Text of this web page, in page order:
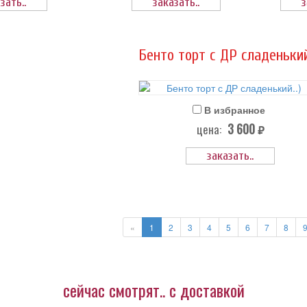
Бенто торт с ДР
В избранное
цена: 3 600 руб.
заказать..
« 1 2 3 4 5 6 7 8 9
сейчас смотрят.. с доставкой